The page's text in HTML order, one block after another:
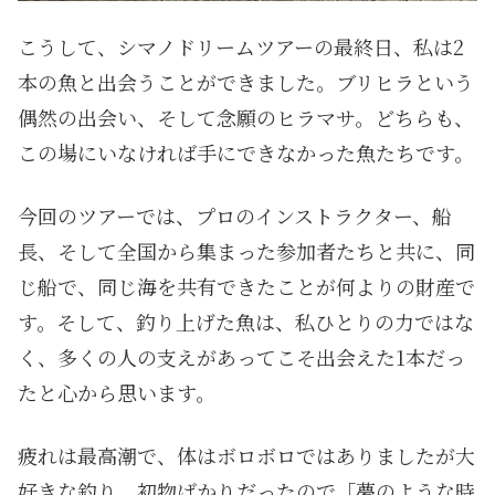
こうして、シマノドリームツアーの最終日、私は2
本の魚と出会うことができました。ブリヒラという
偶然の出会い、そして念願のヒラマサ。どちらも、
この場にいなければ手にできなかった魚たちです。
今回のツアーでは、プロのインストラクター、船
長、そして全国から集まった参加者たちと共に、同
じ船で、同じ海を共有できたことが何よりの財産で
す。そして、釣り上げた魚は、私ひとりの力ではな
く、多くの人の支えがあってこそ出会えた1本だっ
たと心から思います。
疲れは最高潮で、体はボロボロではありましたが大